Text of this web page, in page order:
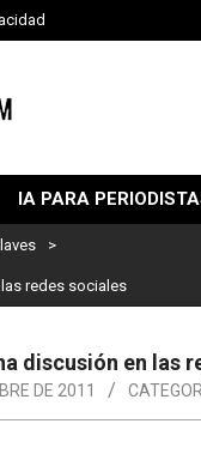
IA PARA
>
redes sociales
Lo mejor del
discusión en las
DE 2011